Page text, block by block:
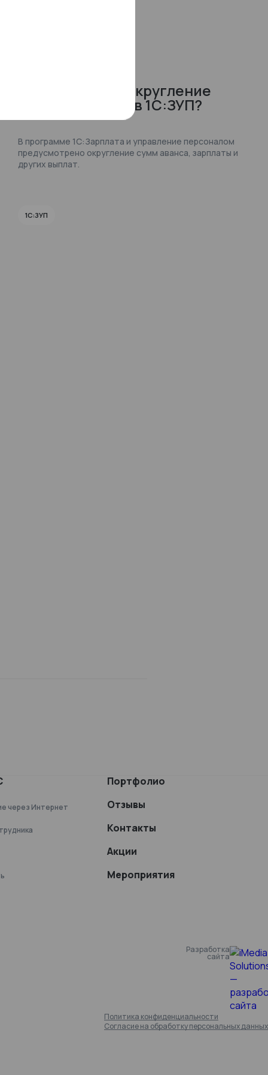
Как настроить округление
сумм к выплате в 1С:ЗУП?
В программе 1С:Зарплата и управление персоналом
предусмотрено округление сумм аванса, зарплаты и
других выплат.
1С:ЗУП
через Интернет
Портфолио
Отзывы
Контакты
Акции
Мероприятия
Разработка
сайта
Политика конфиденциальности
Согласие на обработку персональных данных